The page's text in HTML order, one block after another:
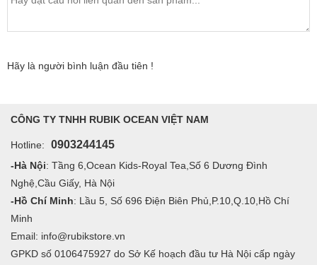
Hãy là người bình luận đầu tiên !
CÔNG TY TNHH RUBIK OCEAN VIỆT NAM
Hotline: 0903244145
-Hà Nội: Tầng 6,Ocean Kids-Royal Tea,Số 6 Dương Đình
Nghệ,Cầu Giấy, Hà Nội
-Hồ Chí Minh: Lầu 5, Số 696 Điện Biên Phủ,P.10,Q.10,Hồ Chí
Minh
Email: info@rubikstore.vn
GPKD số 0106475927 do Sở Kế hoạch đầu tư Hà Nội cấp ngày